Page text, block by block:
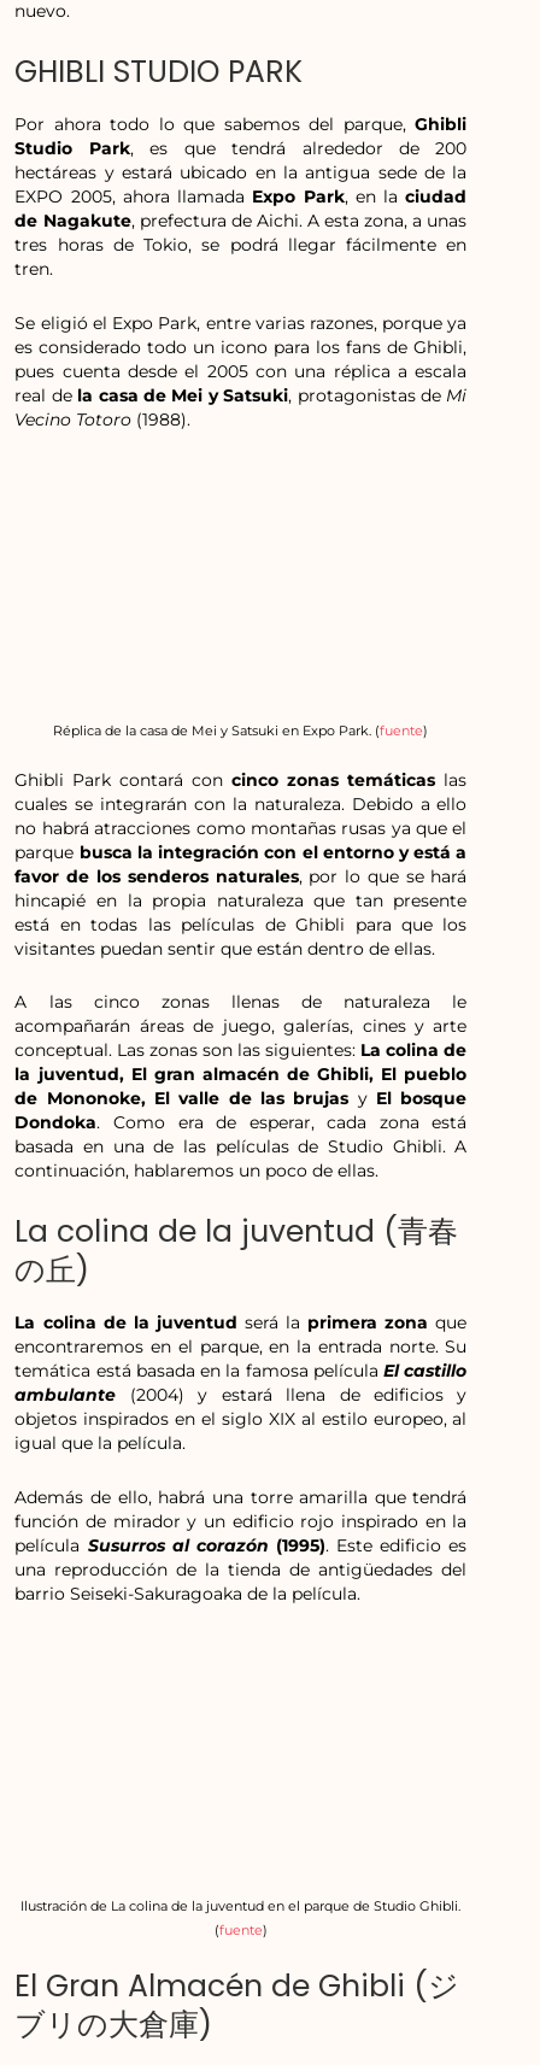
nuevo.
GHIBLI STUDIO PARK
Por ahora todo lo que sabemos del parque,Ghibli
Studio Park, es que tendrá alrededor de 200
hectáreas y estará ubicado en la antigua sede de la
EXPO 2005, ahora llamada Expo Park, en laciudad
de Nagakute, prefectura de Aichi. A esta zona, a unas
tres horas de Tokio, se podrá llegar fácilmente en
tren.
Se eligió el Expo Park, entre varias razones, porque ya
es considerado todo un icono para los fans de Ghibli,
pues cuenta desde el 2005 con una réplica a escala
real dela casa de Mei y Satsuki, protagonistas de Mi
Vecino Totoro (1988).
Réplica de la casa de Mei y Satsuki en Expo Park. (fuente)
Ghibli Park contará concinco zonas temáticas las
cuales se integrarán con la naturaleza. Debido a ello
no habrá atracciones como montañas rusas ya que el
parque busca la integración con el entorno y está a
favor de los senderos naturales, por lo que se hará
hincapié en la propia naturaleza que tan presente
está en todas las películas de Ghibli para que los
visitantes puedan sentir que están dentro de ellas.
A las cinco zonas llenas de naturaleza le
acompañarán áreas de juego, galerías, cines y arte
conceptual. Las zonas son las siguientes: La colina de
la juventud, El gran almacén de Ghibli, El pueblo
de Mononoke, El valle de las brujas yEl bosque
Dondoka. Como era de esperar, cada zona está
basada en una de las películas de Studio Ghibli. A
continuación, hablaremos un poco de ellas.
La colina de la juventud (青春
の丘)
La colina de la juventud será la primera zona que
encontraremos en el parque, en la entrada norte. Su
temática está basada en la famosa películaEl castillo
ambulante
(2004) y estará llena de edificios y
objetos inspirados en el siglo XIX al estilo europeo, al
igual que la película.
Además de ello, habrá una torre amarilla que tendrá
función de mirador y un edificio rojo inspirado en la
película Susurros al corazón (1995). Este edificio es
una reproducción de la tienda de antigüedades del
barrio Seiseki-Sakuragoaka de la película.
Ilustración de La colina de la juventud en el parque de Studio Ghibli.
(fuente)
El Gran Almacén de Ghibli (ジ
ブリの大倉庫)